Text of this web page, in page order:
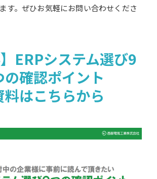
す。ぜひお気軽にお問い合わせくださ
】ERPシステム選び9
の確認ポイント
料​はこちらから